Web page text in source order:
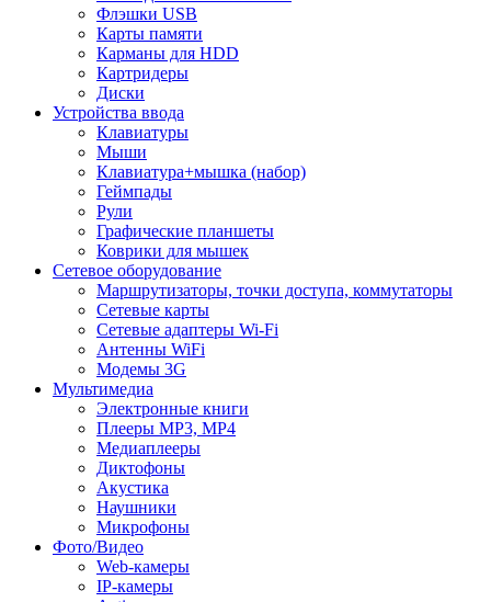
Флэшки USB
Карты памяти
Карманы для HDD
Картридеры
Диски
Устройства ввода
Клавиатуры
Мыши
Клавиатура+мышка (набор)
Геймпады
Рули
Графические планшеты
Коврики для мышек
Сетевое оборудование
Маршрутизаторы, точки доступа, коммутаторы
Сетевые карты
Сетевые адаптеры Wi-Fi
Антенны WiFi
Модемы 3G
Мультимедиа
Электронные книги
Плееры MP3, MP4
Медиаплееры
Диктофоны
Акустика
Наушники
Микрофоны
Фото/Видео
Web-камеры
IP-камеры